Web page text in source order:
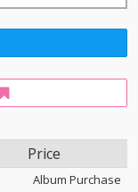
Price
Album Purchase